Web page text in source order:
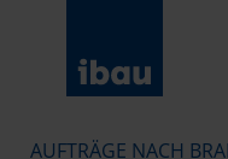
AUFTRÄGE NACH